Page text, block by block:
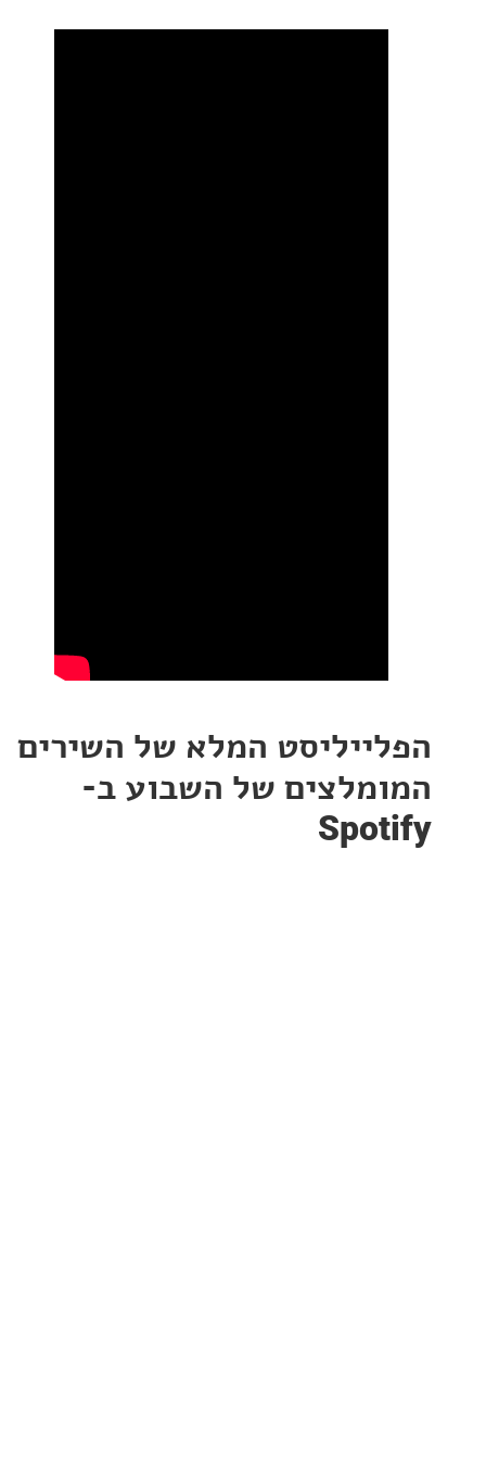
המלא של השירים
של השבוע ב-